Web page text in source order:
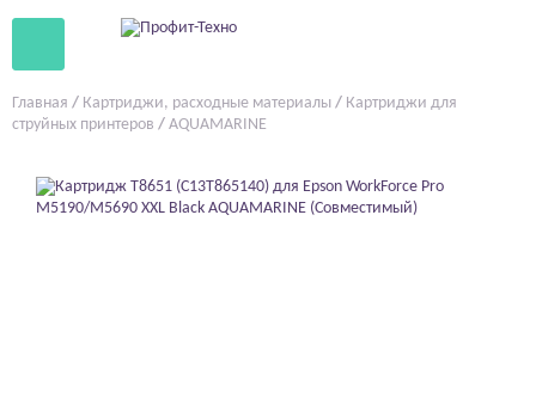
Главная / Картриджи, расходные материалы / Картриджи для
струйных принтеров / AQUAMARINE